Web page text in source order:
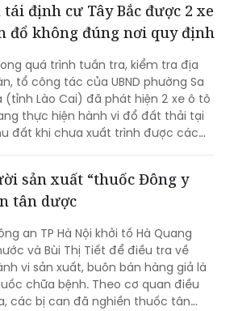
tượng Hoàng Xuân Đức (SN 2003),
tại phường Châu Sơn, tỉnh Ninh Bình,
bạc”.
định cư Tây Bắc được 2 xe
đổ không đúng nơi quy định
quá trình tuần tra, kiểm tra địa
tổ công tác của UBND phường Sa
(tỉnh Lào Cai) đã phát hiện 2 xe ô tô
thực hiện hành vi đổ đất thải tại
đất khi chưa xuất trình được các
sản xuất “thuốc Đông y
tân dược
an TP Hà Nội khởi tố Hà Quang
và Bùi Thị Tiết để điều tra về
vi sản xuất, buôn bán hàng giả là
chữa bệnh. Theo cơ quan điều
các bị can đã nghiền thuốc tân